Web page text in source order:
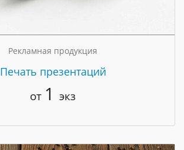
Рекламная продукция
Печать презентаций
от 1 экз